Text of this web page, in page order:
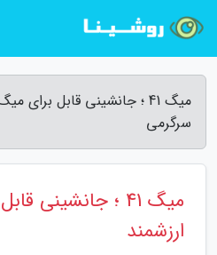
سرگرمی
ارزشمند